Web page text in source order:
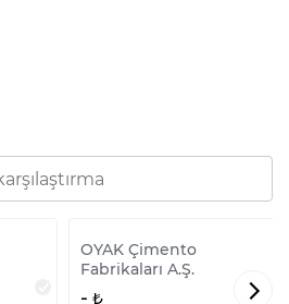
OYAK Çimento
Fabrikaları A.Ş.
-